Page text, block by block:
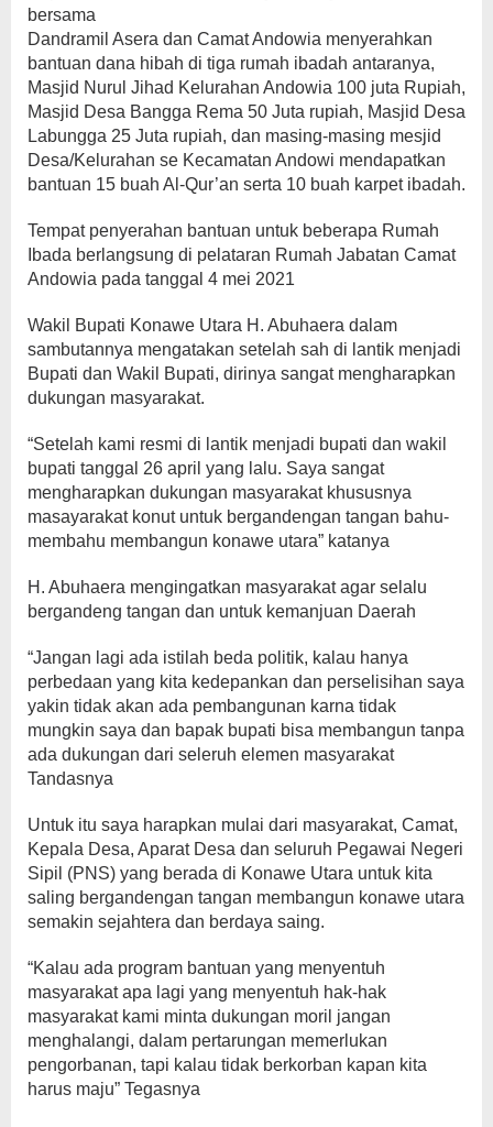
bersama
Dandramil Asera dan Camat Andowia menyerahkan
bantuan dana hibah di tiga rumah ibadah antaranya,
Masjid Nurul Jihad Kelurahan Andowia 100 juta Rupiah,
Masjid Desa Bangga Rema 50 Juta rupiah, Masjid Desa
Labungga 25 Juta rupiah, dan masing-masing mesjid
Desa/Kelurahan se Kecamatan Andowi mendapatkan
bantuan 15 buah Al-Qur’an serta 10 buah karpet ibadah.
Tempat penyerahan bantuan untuk beberapa Rumah
Ibada berlangsung di pelataran Rumah Jabatan Camat
Andowia pada tanggal 4 mei 2021
Wakil Bupati Konawe Utara H. Abuhaera dalam
sambutannya mengatakan setelah sah di lantik menjadi
Bupati dan Wakil Bupati, dirinya sangat mengharapkan
dukungan masyarakat.
“Setelah kami resmi di lantik menjadi bupati dan wakil
bupati tanggal 26 april yang lalu. Saya sangat
mengharapkan dukungan masyarakat khususnya
masayarakat konut untuk bergandengan tangan bahu-
membahu membangun konawe utara” katanya
H. Abuhaera mengingatkan masyarakat agar selalu
bergandeng tangan dan untuk kemanjuan Daerah
“Jangan lagi ada istilah beda politik, kalau hanya
perbedaan yang kita kedepankan dan perselisihan saya
yakin tidak akan ada pembangunan karna tidak
mungkin saya dan bapak bupati bisa membangun tanpa
ada dukungan dari seleruh elemen masyarakat
Tandasnya
Untuk itu saya harapkan mulai dari masyarakat, Camat,
Kepala Desa, Aparat Desa dan seluruh Pegawai Negeri
Sipil (PNS) yang berada di Konawe Utara untuk kita
saling bergandengan tangan membangun konawe utara
semakin sejahtera dan berdaya saing.
“Kalau ada program bantuan yang menyentuh
masyarakat apa lagi yang menyentuh hak-hak
masyarakat kami minta dukungan moril jangan
menghalangi, dalam pertarungan memerlukan
pengorbanan, tapi kalau tidak berkorban kapan kita
harus maju” Tegasnya